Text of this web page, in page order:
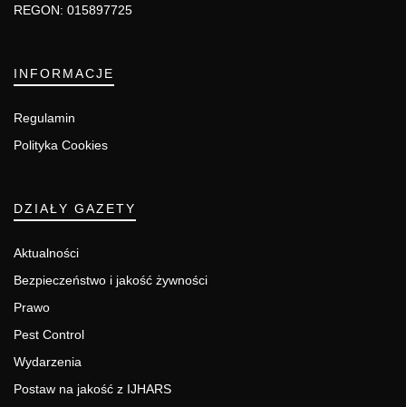
REGON: 015897725
INFORMACJE
Regulamin
Polityka Cookies
DZIAŁY GAZETY
Aktualności
Bezpieczeństwo i jakość żywności
Prawo
Pest Control
Wydarzenia
Postaw na jakość z IJHARS